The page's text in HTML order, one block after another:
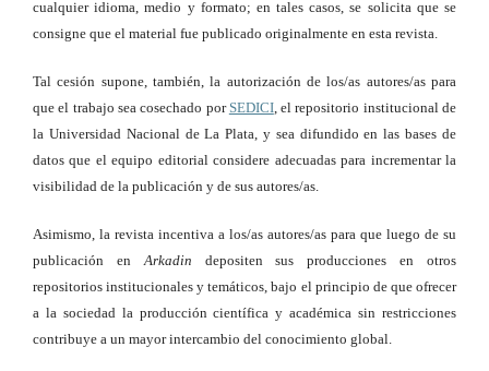
cualquier idioma, medio y formato; en tales casos, se solicita que se
consigne que el material fue publicado originalmente en esta revista.
Tal cesión supone, también, la autorización de los/as autores/as para
que el trabajo sea cosechado por SEDICI, el repositorio institucional de
la Universidad Nacional de La Plata, y sea difundido en las bases de
datos que el equipo editorial considere adecuadas para incrementar la
visibilidad de la publicación y de sus autores/as.
Asimismo, la revista incentiva a los/as autores/as para que luego de su
publicación en
Arkadin depositen sus producciones en otros
repositorios institucionales y temáticos, bajo el principio de que ofrecer
a la sociedad la producción científica y académica sin restricciones
contribuye a un mayor intercambio del conocimiento global.